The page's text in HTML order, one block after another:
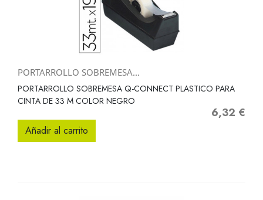
PORTARROLLO SOBREMESA...
PORTARROLLO SOBREMESA Q-CONNECT PLASTICO PARA
CINTA DE 33 M COLOR NEGRO
Precio
6,32 €
Añadir al carrito